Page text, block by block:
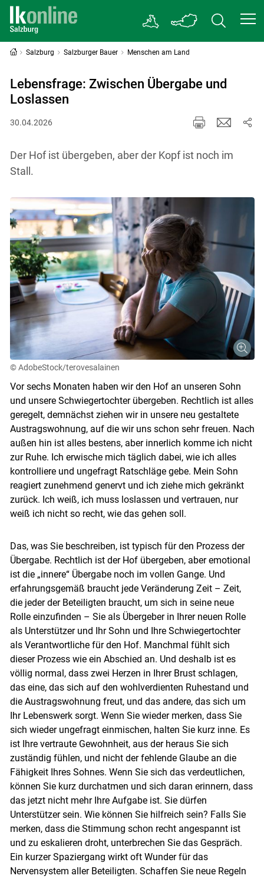
Skip to main content
Salzburg Salzburger Bauer Menschen am Land
Lebensfrage: Zwischen Übergabe und
Loslassen
30.04.2026
Der Hof ist übergeben, aber der Kopf ist noch im
Stall.
© AdobeStock/terovesalainen
Vor sechs Monaten haben wir den Hof an unseren Sohn
und unsere Schwiegertochter übergeben. Rechtlich ist alles
geregelt, demnächst ziehen wir in unsere neu gestaltete
Austragswohnung, auf die wir uns schon sehr freuen. Nach
außen hin ist alles bestens, aber innerlich komme ich nicht
zur Ruhe. Ich erwische mich täglich dabei, wie ich alles
kontrolliere und ungefragt Ratschläge gebe. Mein Sohn
reagiert zunehmend genervt und ich ziehe mich gekränkt
zurück. Ich weiß, ich muss loslassen und vertrauen, nur
weiß ich nicht so recht, wie das gehen soll.
Das, was Sie beschreiben, ist typisch für den Prozess der
Übergabe. Rechtlich ist der Hof übergeben, aber emotional
ist die „innere“ Übergabe noch im vollen Gange. Und
erfahrungsgemäß braucht jede Veränderung Zeit – Zeit,
die jeder der Beteiligten braucht, um sich in seine neue
Rolle einzufinden – Sie als Übergeber in Ihrer neuen Rolle
als Unterstützer und Ihr Sohn und Ihre Schwiegertochter
als Verantwortliche für den Hof. Manchmal fühlt sich
dieser Prozess wie ein Abschied an. Und deshalb ist es
völlig normal, dass zwei Herzen in Ihrer Brust schlagen,
das eine, das sich auf den wohlverdienten Ruhestand und
die Austragswohnung freut, und das andere, das sich um
Ihr Lebenswerk sorgt. Wenn Sie wieder merken, dass Sie
sich wieder ungefragt einmischen, halten Sie kurz inne. Es
ist Ihre vertraute Gewohnheit, aus der heraus Sie sich
zuständig fühlen, und nicht der fehlende Glaube an die
Fähigkeit Ihres Sohnes. Wenn Sie sich das verdeutlichen,
können Sie kurz durchatmen und sich daran erinnern, dass
das jetzt nicht mehr Ihre Aufgabe ist. Sie dürfen
Unterstützer sein. Wie können Sie hilfreich sein? Falls Sie
merken, dass die Stimmung schon recht angespannt ist
und zu eskalieren droht, unterbrechen Sie das Gespräch.
Ein kurzer Spaziergang wirkt oft Wunder für das
Nervensystem aller Beteiligten. Schaffen Sie neue Regeln